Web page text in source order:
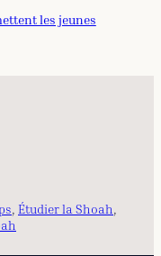
les jeunes
, Étudier la Shoah